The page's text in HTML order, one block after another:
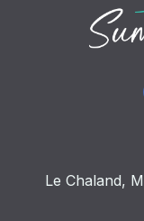
Le Chaland,